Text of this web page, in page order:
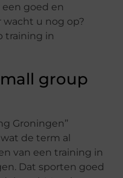
goed en
wacht u nog op?
training in
group
Groningen’’
de term al
van een training in
Dat sporten goed